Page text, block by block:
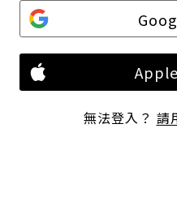
無法登入？ 請